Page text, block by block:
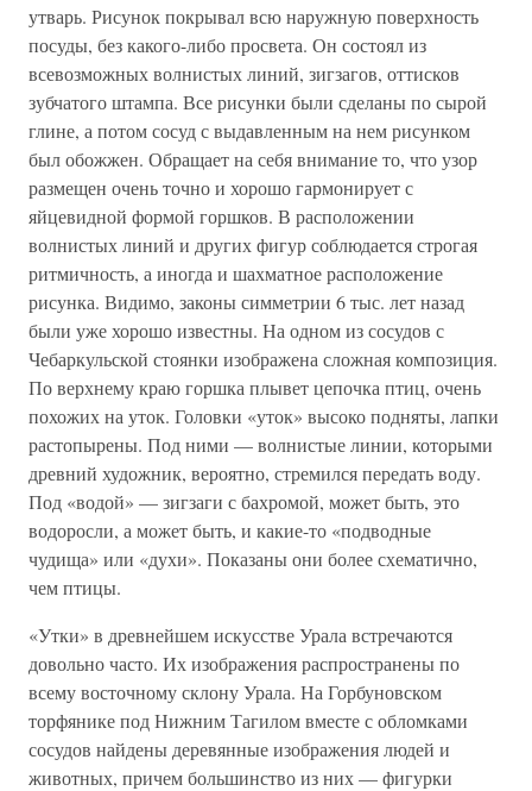
утварь. Рисунок покрывал всю наружную поверхность
посуды, без какого-либо просвета. Он состоял из
всевозможных волнистых линий, зигзагов, оттисков
зубчатого штампа. Все рисунки были сделаны по сырой
глине, а потом сосуд с выдавленным на нем рисунком
был обожжен. Обращает на себя внимание то, что узор
размещен очень точно и хорошо гармонирует с
яйцевидной формой горшков. В расположении
волнистых линий и других фигур соблюдается строгая
ритмичность, а иногда и шахматное расположение
рисунка. Видимо, законы симметрии 6 тыс. лет назад
были уже хорошо известны. На одном из сосудов с
Чебаркульской стоянки изображена сложная композиция.
По верхнему краю горшка плывет цепочка птиц, очень
похожих на уток. Головки «уток» высоко подняты, лапки
растопырены. Под ними — волнистые линии, которыми
древний художник, вероятно, стремился передать воду.
Под «водой» — зигзаги с бахромой, может быть, это
водоросли, а может быть, и какие-то «подводные
чудища» или «духи». Показаны они более схематично,
чем птицы.
«Утки» в древнейшем искусстве Урала встречаются
довольно часто. Их изображения распространены по
всему восточному склону Урала. На Горбуновском
торфянике под Нижним Тагилом вместе с обломками
сосудов найдены деревянные изображения людей и
животных, причем большинство из них — фигурки